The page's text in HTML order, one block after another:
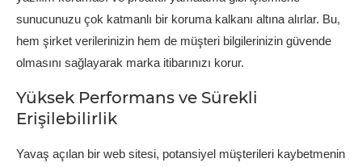
sunucunuzu çok katmanlı bir koruma kalkanı altına alırlar. Bu,
hem şirket verilerinizin hem de müşteri bilgilerinizin güvende
olmasını sağlayarak marka itibarınızı korur.
Yüksek Performans ve Sürekli
Erişilebilirlik
Yavaş açılan bir web sitesi, potansiyel müşterileri kaybetmenin